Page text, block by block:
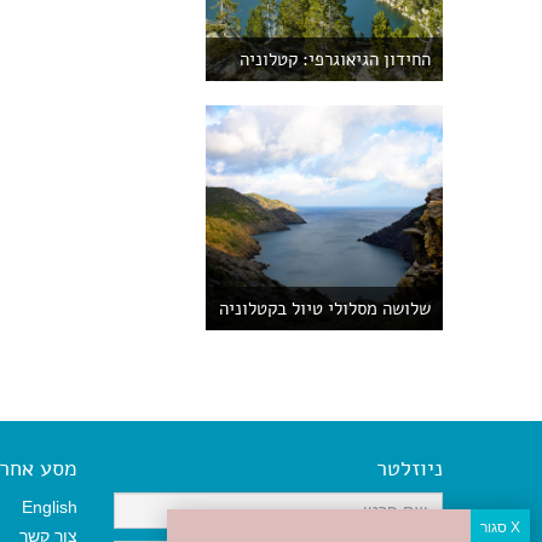
החידון הגיאוגרפי: קטלוניה
שלושה מסלולי טיול בקטלוניה
ניוזלטר מסע אחר
English
צור קשר